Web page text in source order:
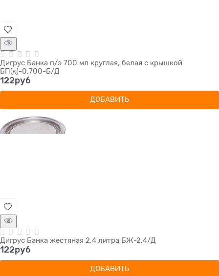
Дигрус Банка п/э 700 мл круглая, белая с крышкой
БП(к)-0,700-Б/Д
122руб
ДОБАВИТЬ
Дигрус Банка жестяная 2,4 литра БЖ-2,4/Д
122руб
ДОБАВИТЬ